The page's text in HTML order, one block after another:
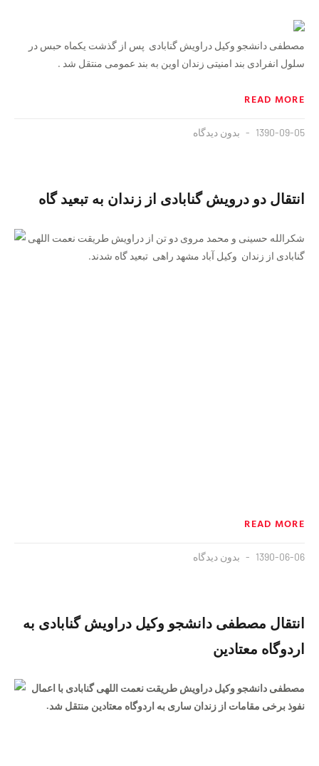
مصطفی دانشجو وکیل دراویش گنابادی پس از گذشت یکماه حبس در
سلول انفرادی بند امنیتی زندان اوین به بند عمومی منتقل شد .
READ MORE
1390-09-05 بدون دیدگاه
انتقال دو درویش گنابادی از زندان به تبعید گاه
شکرالله حسینی و محمد مروی دو تن از دراویش طریقت نعمت اللهی
گنابادی از زندان وکیل آباد مشهد راهی تبعید گاه شدند.
READ MORE
1390-06-06 بدون دیدگاه
انتقال مصطفی دانشجو وکیل دراویش گنابادی به
اردوگاه معتادین
مصطفی دانشجو وکیل دراویش طریقت نعمت اللهی گنابادی با اعمال
نفوذ برخی مقامات از زندان ساری به اردوگاه معتادین منتقل شد.